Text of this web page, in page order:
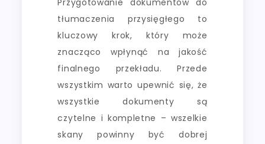
tłumaczenia przysięgłego to
kluczowy krok, który może
znacząco wpłynąć na jakość
finalnego przekładu. Przede
wszystkim warto upewnić się, że
wszystkie dokumenty są
czytelne i kompletne – wszelkie
skany powinny być dobrej